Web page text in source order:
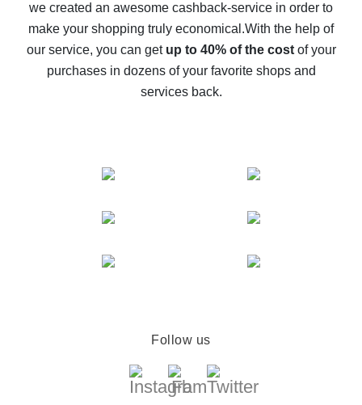
The best cash back on AliExpress - how to find it
The best cash back service for AliExpress - let's
compare offers
we created an awesome cashback-service in order to
make your shopping truly economical.With the help of
our service, you can get up to 40% of the costof your
purchases in dozens of your favorite shops and
services back.
Follow us